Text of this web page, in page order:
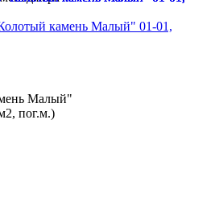
камень Малый" 01-01,
Малый"
пог.м.)